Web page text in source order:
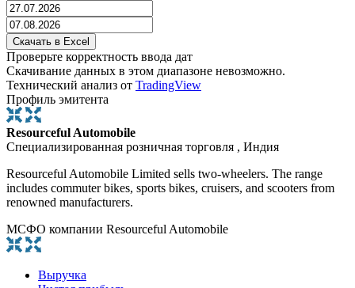
Проверьте корректность ввода дат
Скачивание данных в этом диапазоне невозможно.
Технический анализ от TradingView
Профиль эмитента
Resourceful Automobile
Специализированная розничная торговля , Индия
Resourceful Automobile Limited sells two-wheelers. The range
includes commuter bikes, sports bikes, cruisers, and scooters from
renowned manufacturers.
МСФО компании Resourceful Automobile
Выручка